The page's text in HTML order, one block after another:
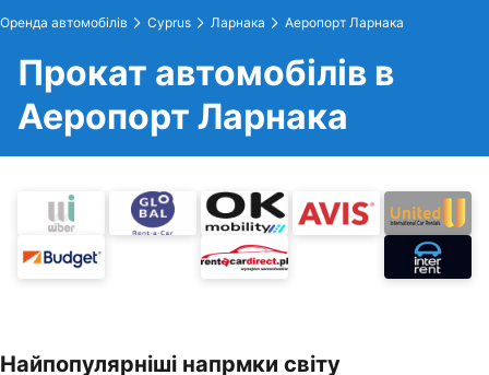
Оренда автомобілів Cyprus Ларнака Аеропорт Ларнака
Прокат автомобілів в
Аеропорт Ларнака
Найпопулярніші напрмки світу